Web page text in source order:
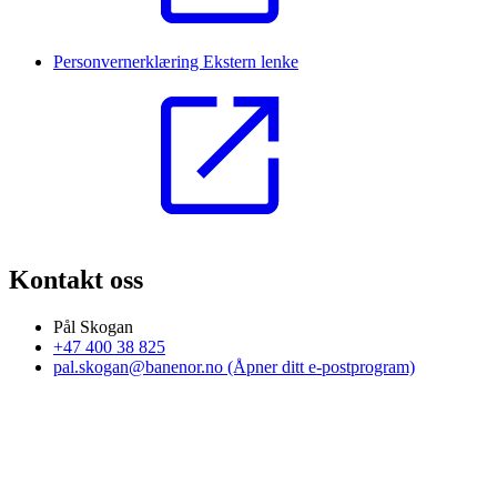
Personvernerklæring Ekstern lenke
Kontakt oss
Pål Skogan
+47 400 38 825
pal.skogan@banenor.no (Åpner ditt e-postprogram)